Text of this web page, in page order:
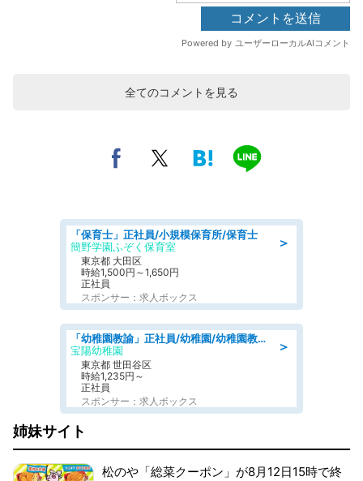
全てのコメントを見る
＞
「保育士」正社員/小規模保育所/保育士
簡野学園ふぞく保育室
東京都 大田区
時給1,500円～1,650円
正社員
スポンサー：求人ボックス
＞
「幼稚園教諭」正社員/幼稚園/幼稚園教諭2種免許,幼稚園教諭1種免許
宝陽幼稚園
東京都 世田谷区
時給1,235円～
正社員
スポンサー：求人ボックス
姉妹サイト
松のや「総菜クーポン」が8月12日15時で終